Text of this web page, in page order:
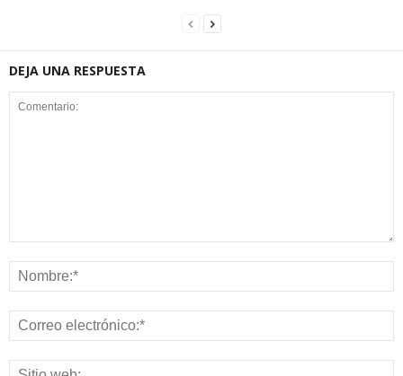
DEJA UNA RESPUESTA